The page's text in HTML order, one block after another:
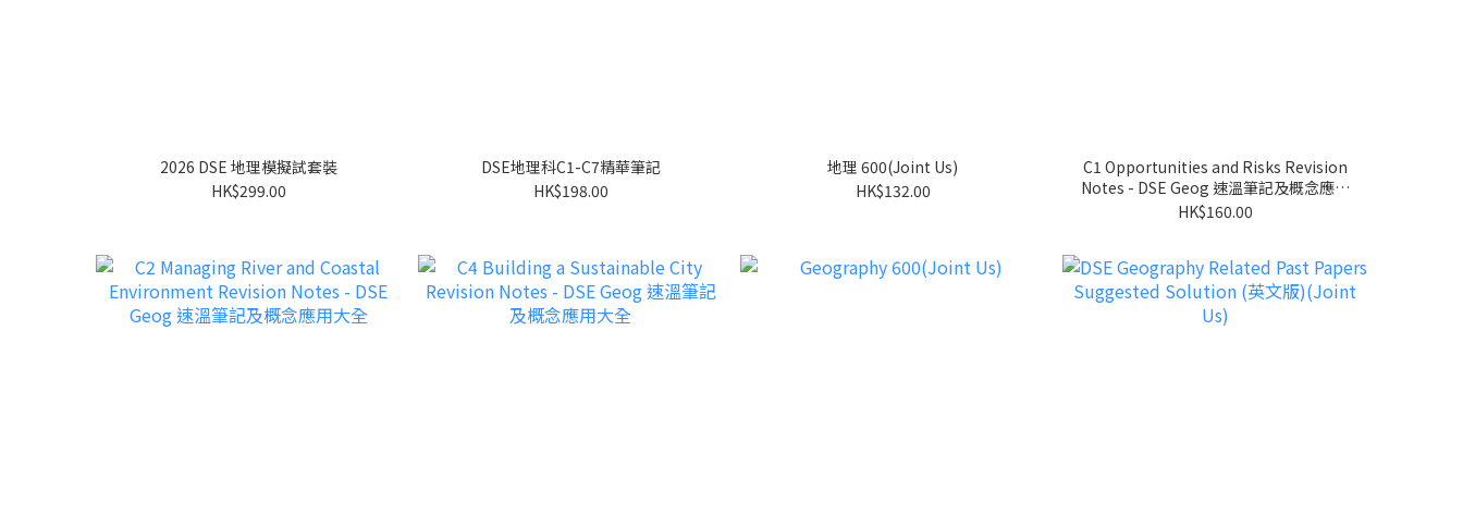
2026 DSE 地理模擬試套裝
HK$299.00
DSE地理科C1-C7精華筆記
HK$198.00
地理 600(Joint Us)
HK$132.00
C1 Opportunities and Risks Revision
Notes - DSE Geog 速溫筆記及概念應用
大全
HK$160.00